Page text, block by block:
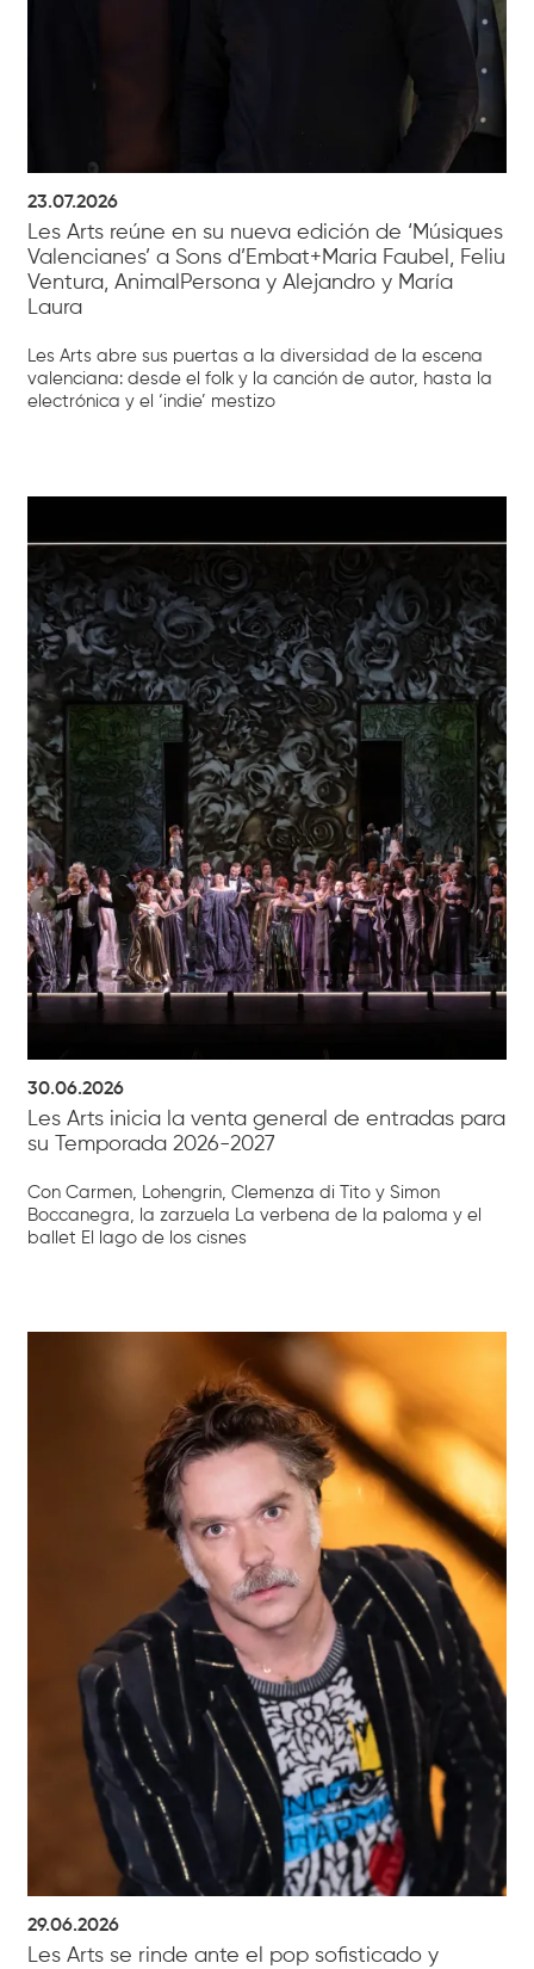
23.07.2026
Les Arts reúne en su nueva edición de ‘Músiques
Valencianes’ a Sons d’Embat+Maria Faubel, Feliu
Ventura, AnimalPersona y Alejandro y María
Laura
Les Arts abre sus puertas a la diversidad de la escena
valenciana: desde el folk y la canción de autor, hasta la
electrónica y el ‘indie’ mestizo
30.06.2026
Les Arts inicia la venta general de entradas para
su Temporada 2026-2027
Con Carmen, Lohengrin, Clemenza di Tito y Simon
Boccanegra, la zarzuela La verbena de la paloma y el
ballet El lago de los cisnes
29.06.2026
Les Arts se rinde ante el pop sofisticado y